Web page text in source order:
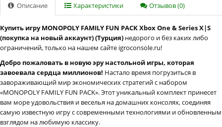
Описание Характеристики Отзывов (0)
Купить игру MONOPOLY FAMILY FUN PACK Xbox One & Series X|S
(покупка на новый аккаунт) (Турция) недорого и без каких либо
ограничений, только на нашем сайте igroconsole.ru!
Добро пожаловать в новую эру настольной игры, которая
завоевала сердца миллионов! Настало время погрузиться в
завораживающий мир экономических стратегий с набором
«MONOPOLY FAMILY FUN PACK». Этот уникальный комплект принесет
вам море удовольствия и веселья на домашних консолях, соединяя
самую известную игру с современными технологиями и обновленным
взглядом на любимую классику.